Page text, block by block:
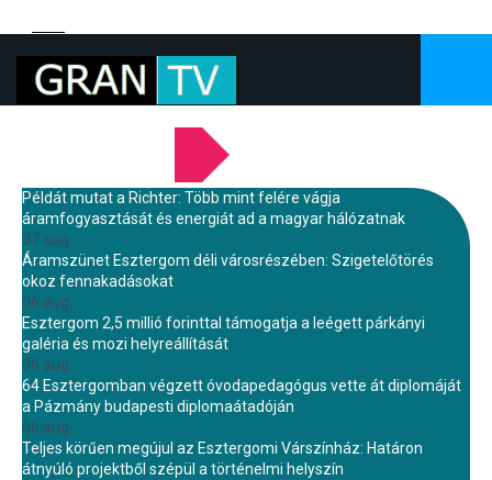
Példát mutat a Richter: Több mint felére vágja
áramfogyasztását és energiát ad a magyar hálózatnak
07 aug.
Áramszünet Esztergom déli városrészében: Szigetelőtörés
okoz fennakadásokat
06 aug.
Esztergom 2,5 millió forinttal támogatja a leégett párkányi
galéria és mozi helyreállítását
06 aug.
64 Esztergomban végzett óvodapedagógus vette át diplomáját
a Pázmány budapesti diplomaátadóján
06 aug.
Teljes körűen megújul az Esztergomi Várszínház: Határon
átnyúló projektből szépül a történelmi helyszín